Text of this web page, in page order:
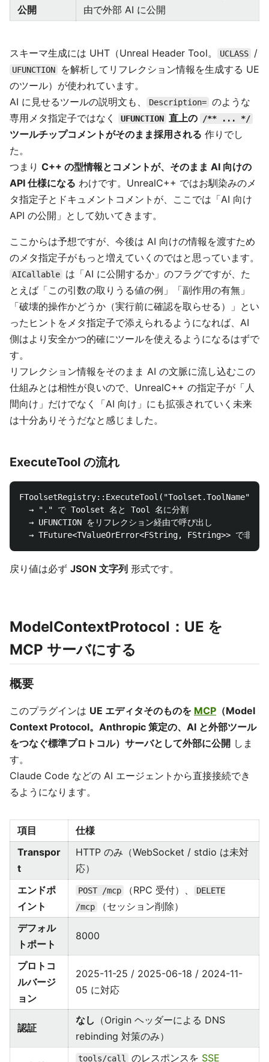
公開
由で外部 AI に公開
スキーマ生成には UHT（Unreal Header Tool。 UCLASS /
UFUNCTION
を解析してリフレクション情報を生成する UE
のツール）が使われています。
AI に見せるツールの説明文も、
Description= のような
専用メタ指定子ではなく
UFUNCTION 直上の /** ... */
ツールチップコメントがそのまま採用される 作りでし
た。
つまり C++ の型情報とコメントが、そのまま AI 向けの
API 仕様になる わけです。UnrealC++ ではお馴染みのメ
タ指定子とドキュメントコメントが、ここでは「AI 向け
API の公開」として効いてきます。
ここからは予想ですが、今後は AI 向けの情報を渡すため
のメタ指定子がもっと増えていくのではと思っています。
AICallable
は「AI に公開するか」のフラグですが、た
とえば「この引数の取りうる値の例」「副作用の有無」
「破壊的操作かどうか（実行前に確認を取らせる）」とい
ったヒントをメタ指定子で添えられるようになれば、AI
側はより安全かつ的確にツールを使えるようになるはずで
す。
リフレクション情報をそのまま AI の文脈に流し込むこの
仕組みとは相性が良いので、UnrealC++ の指定子が「人
間向け」だけでなく「AI 向け」にも拡張されていく未来
は十分ありそうだなと感じました。
ExecuteTool の流れ
FToolsetRegistry::ExecuteTool("Toolset.ToolName",
  → "." で Toolset 名と Tool 名に分割
  → UFUNCTION をリフレクション経由で呼び出し
戻り値は必ず JSON 文字列 形式です。
ModelContextProtocol：UE を
MCP サーバにする
概要
このプラグインは UE エディタそのものを MCP （Model
Context Protocol。Anthropic 策定の、AI と外部ツール
をつなぐ標準プロトコル）サーバとして外部に公開 しま
す。
Claude Code などの AI エージェントから直接接続でき
るようになります。
項目
仕様
Transpor
t
HTTP のみ（WebSocket / stdio は未対
応）
エンドポ
イント
POST /mcp （RPC 受付）、
DELETE
/mcp
（セッション削除）
デフォル
トポート
8000
プロトコ
ルバージ
ョン
2025-11-25 / 2025-06-18 / 2024-11-
05 に対応
認証
なし （Origin ヘッダーによる DNS
rebinding 対策のみ）
tools/call のレスポンスを SSE